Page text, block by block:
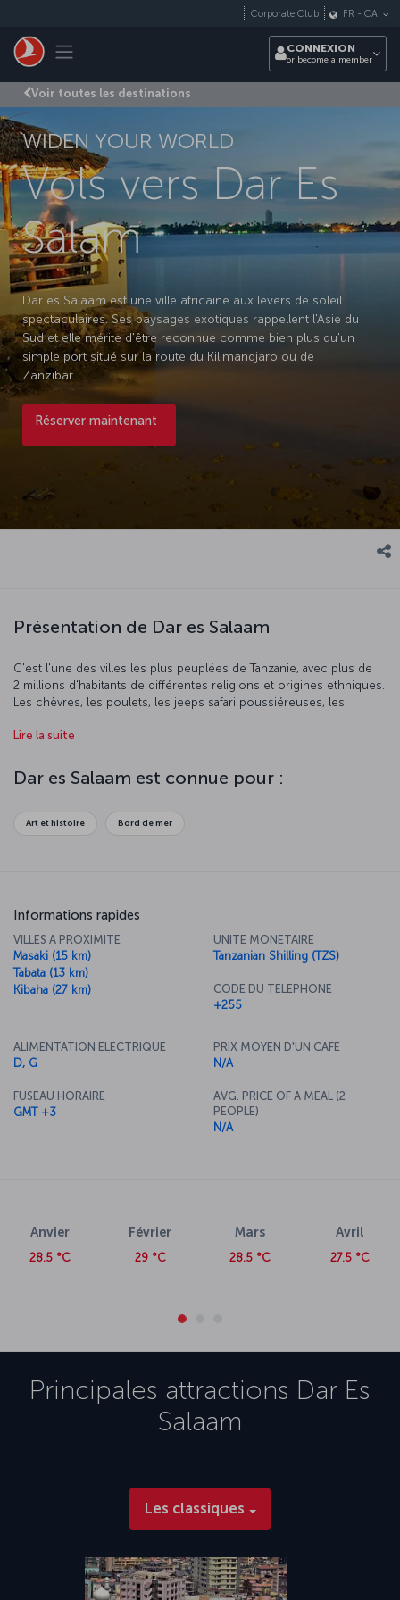
Toggle navigation
Corporate Club FR - CA
CONNEXION
or become a member
Voir toutes les destinations
WIDEN YOUR WORLD
Vols vers Dar Es
Salam
Dar es Salaam est une ville africaine aux levers de soleil
spectaculaires. Ses paysages exotiques rappellent l'Asie du
Sud et elle mérite d'être reconnue comme bien plus qu'un
simple port situé sur la route du Kilimandjaro ou de
Zanzibar.
Réserver maintenant
Présentation de Dar es Salaam
C'est l'une des villes les plus peuplées de Tanzanie, avec plus de
2 millions d'habitants de différentes religions et origines ethniques.
Les chèvres, les poulets, les jeeps safari poussiéreuses, les
plages et les vendeurs de rue font tous partie intégrante de cette
embarquer !
Lire la suite
Dar es Salaam est connue pour :
Art et histoire Bord de mer
Informations rapides
VILLES A PROXIMITE
Masaki (15 km)
Tabata (13 km)
Kibaha (27 km)
UNITE MONETAIRE
Tanzanian Shilling (TZS)
CODE DU TELEPHONE
+255
ALIMENTATION ELECTRIQUE
D, G
FUSEAU HORAIRE
GMT +3
PRIX MOYEN D'UN CAFE
N/A
AVG. PRICE OF A MEAL (2
PEOPLE)
N/A
Anvier
28.5 °C
Février
29 °C
Mars
28.5 °C
Avril
27.5 °C
Principales attractions Dar Es
Salaam
Les classiques